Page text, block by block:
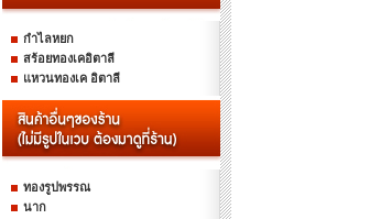
กำไลหยก
สร้อยทองเคอิตาลี
แหวนทองเค อิตาลี
ทองรูปพรรณ
นาก